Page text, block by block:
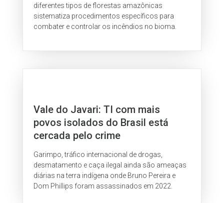
diferentes tipos de florestas amazônicas
sistematiza procedimentos específicos para
combater e controlar os incêndios no bioma.
Vale do Javari: TI com mais
povos isolados do Brasil está
cercada pelo crime
Garimpo, tráfico internacional de drogas,
desmatamento e caça ilegal ainda são ameaças
diárias na terra indígena onde Bruno Pereira e
Dom Phillips foram assassinados em 2022.